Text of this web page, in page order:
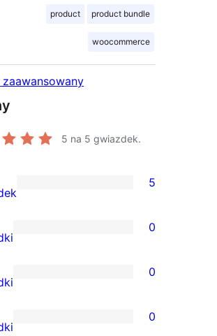
product product bundle
woocommerce
5 na 5 gwiazdek.
5
0
0
0